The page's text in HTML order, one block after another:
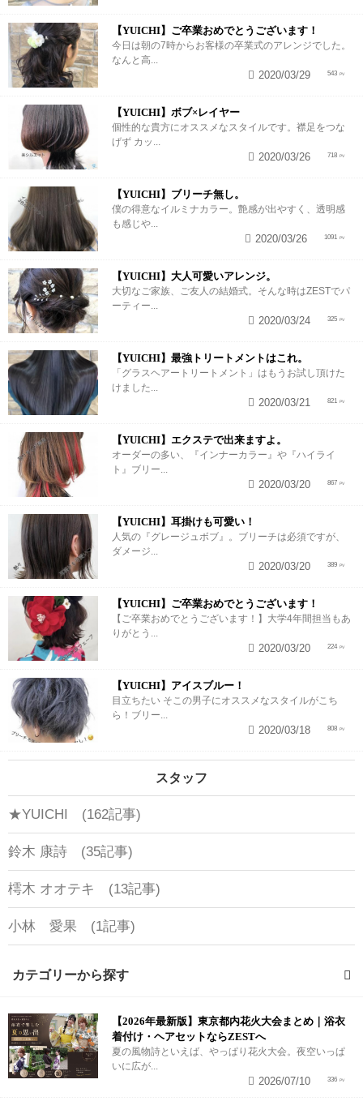
【YUICHI】ご卒業おめでとうございます！
今日は朝の7時からお客様の卒業式のアレンジでした。
なんと高...
543
2020/03/29
【YUICHI】ボブ×レイヤー
個性的な貴方にオススメなスタイルです。襟足をつな
げず カッ...
718
2020/03/26
【YUICHI】ブリーチ無し。
僕の得意なイルミナカラー。艶感が出やすく、透明感
も感じや...
1091
2020/03/26
【YUICHI】大人可愛いアレンジ。
大切なご家族、ご友人の結婚式。そんな時はZESTでパ
ーティー...
325
2020/03/24
【YUICHI】最強トリートメントはこれ。
「グラスヘアートリートメント」はもうお試し頂けた
けました...
821
2020/03/21
【YUICHI】エクステで出来ますよ。
オーダーの多い、『インナーカラー』や『ハイライ
ト』ブリー...
867
2020/03/20
【YUICHI】耳掛けも可愛い！
人気の『グレージュボブ』。ブリーチは必須ですが、
ダメージ...
389
2020/03/20
【YUICHI】ご卒業おめでとうございます！
【ご卒業おめでとうございます！】大学4年間担当もあ
りがとう...
224
2020/03/20
【YUICHI】アイスブルー！
目立ちたい そこの男子にオススメなスタイルがこち
ら！ブリー...
808
2020/03/18
スタッフ
★YUICHI (162記事)
鈴木 康詩 (35記事)
樗木 オオテキ (13記事)
小林 愛果 (1記事)
カテゴリーから探す
カラー・ヘアカラー (3記事)【2026年最新版】東京都内花火大会まとめ｜浴衣
着付け・ヘアセットならZESTへ
夏の風物詩といえば、やっぱり花火大会。夜空いっぱ
いに広が...
336
2026/07/10